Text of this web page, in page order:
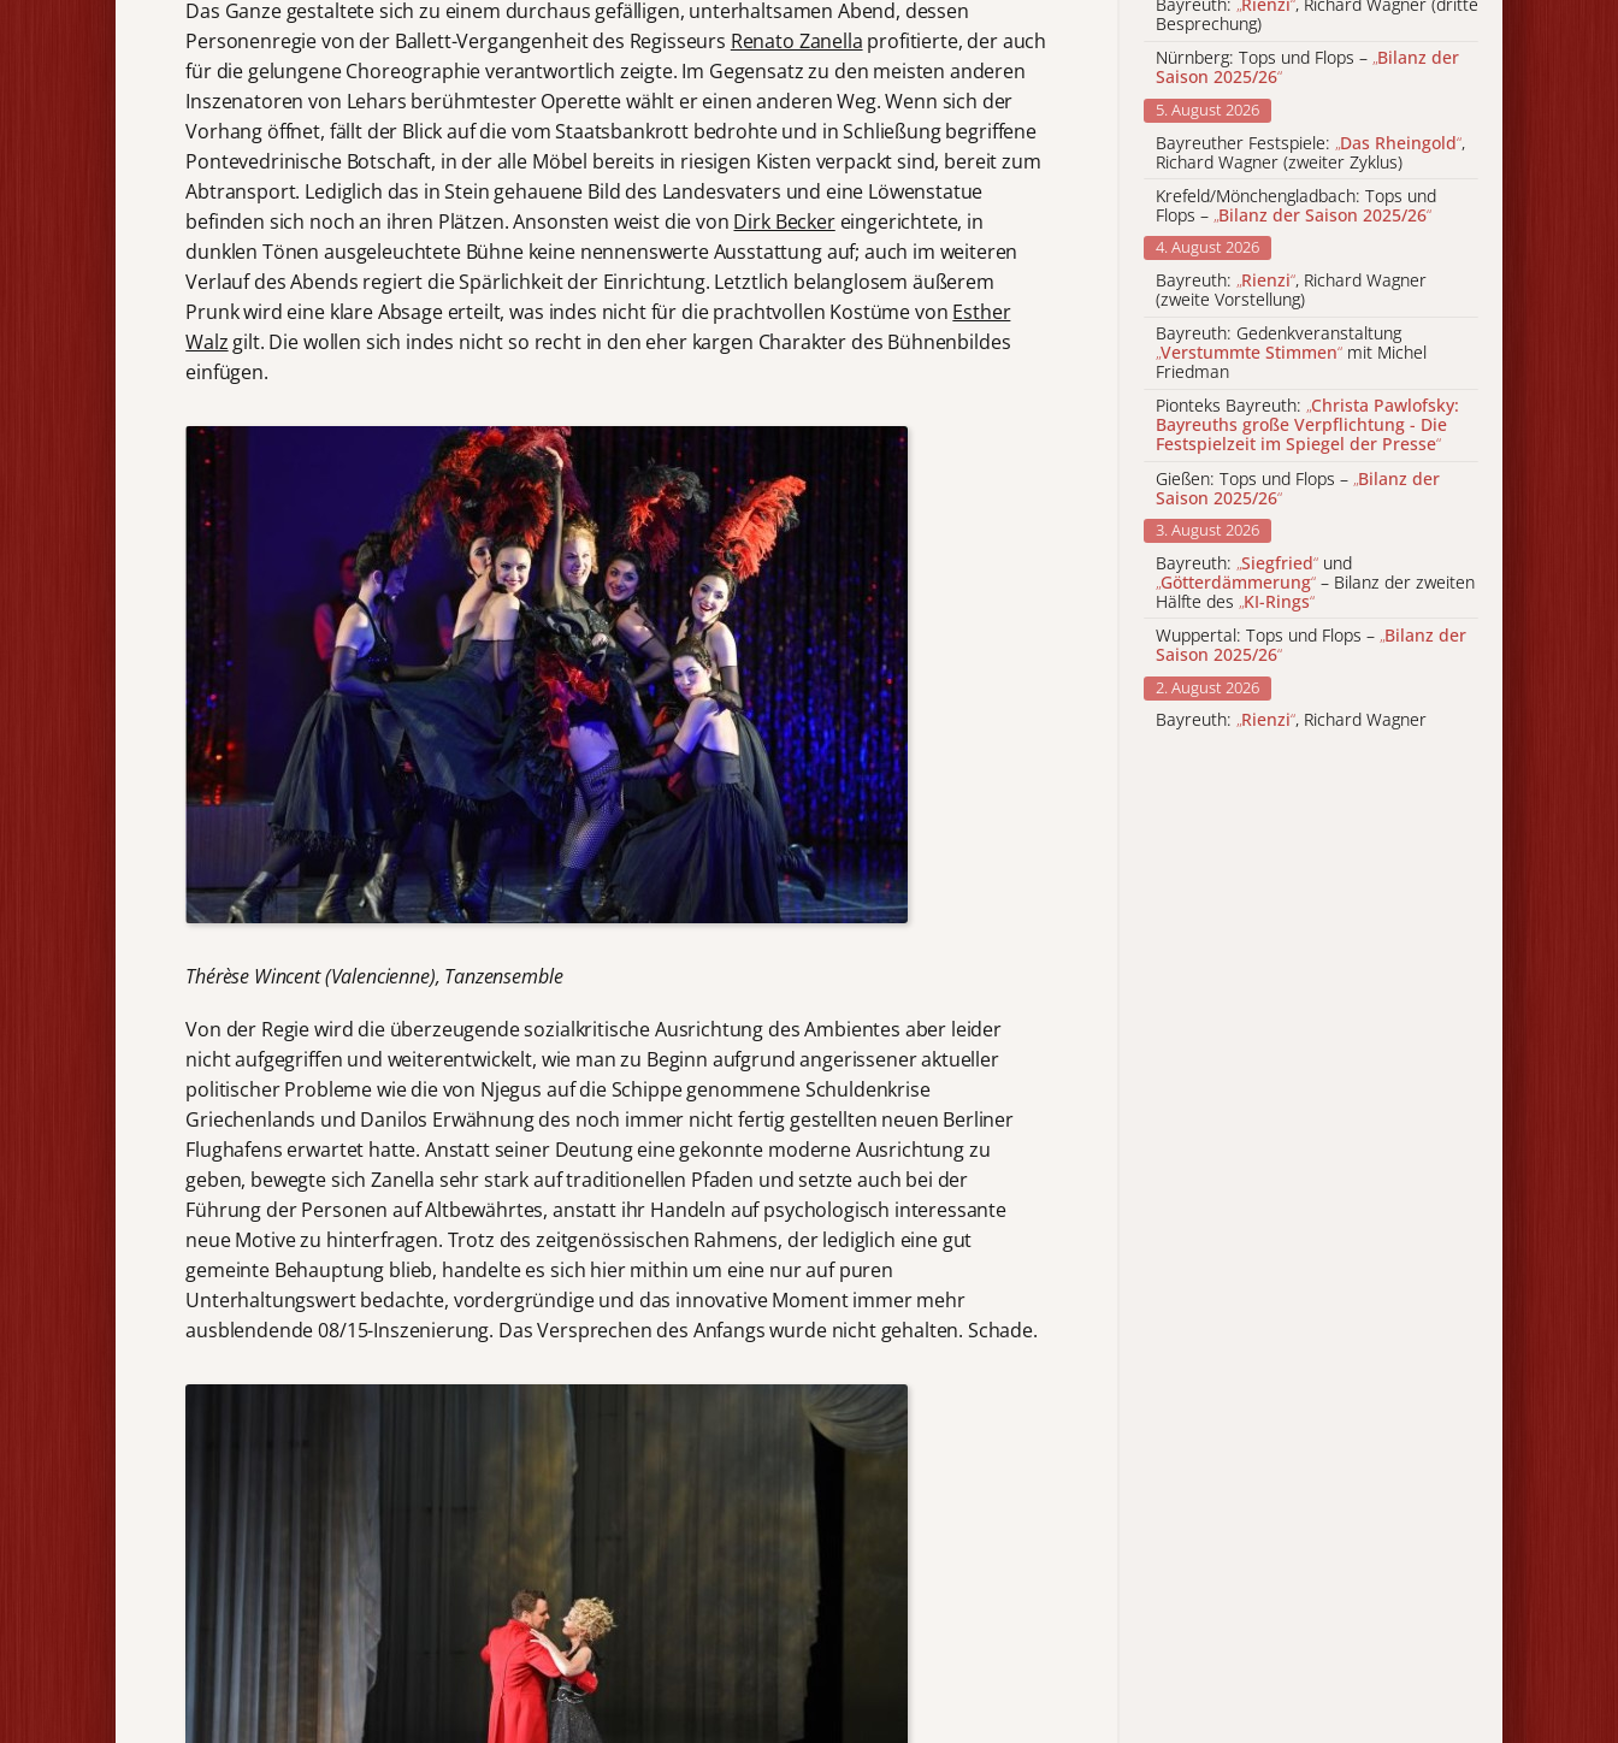
Das Ganze gestaltete sich zu einem durchaus gefälligen, unterhaltsamen Abend, dessen
Personenregie von der Ballett-Vergangenheit des Regisseurs Renato Zanella profitierte, der auch
für die gelungene Choreographie verantwortlich zeigte. Im Gegensatz zu den meisten anderen
Inszenatoren von Lehars berühmtester Operette wählt er einen anderen Weg. Wenn sich der
Vorhang öffnet, fällt der Blick auf die vom Staatsbankrott bedrohte und in Schließung begriffene
Pontevedrinische Botschaft, in der alle Möbel bereits in riesigen Kisten verpackt sind, bereit zum
Abtransport. Lediglich das in Stein gehauene Bild des Landesvaters und eine Löwenstatue
befinden sich noch an ihren Plätzen. Ansonsten weist die von Dirk Beckereingerichtete, in
dunklen Tönen ausgeleuchtete Bühne keine nennenswerte Ausstattung auf; auch im weiteren
Verlauf des Abends regiert die Spärlichkeit der Einrichtung. Letztlich belanglosem äußerem
Prunk wird eine klare Absage erteilt, was indes nicht für die prachtvollen Kostüme von Esther
Walz gilt. Die wollen sich indes nicht so recht in den eher kargen Charakter des Bühnenbildes
einfügen.
Thérèse Wincent (Valencienne), Tanzensemble
Von der Regie wird die überzeugende sozialkritische Ausrichtung des Ambientes aber leider
nicht aufgegriffen und weiterentwickelt, wie man zu Beginn aufgrund angerissener aktueller
politischer Probleme wie die von Njegus auf die Schippe genommene Schuldenkrise
Griechenlands und Danilos Erwähnung des noch immer nicht fertig gestellten neuen Berliner
Flughafens erwartet hatte. Anstatt seiner Deutung eine gekonnte moderne Ausrichtung zu
geben, bewegte sich Zanella sehr stark auf traditionellen Pfaden und setzte auch bei der
Führung der Personen auf Altbewährtes, anstatt ihr Handeln auf psychologisch interessante
neue Motive zu hinterfragen. Trotz des zeitgenössischen Rahmens, der lediglich eine gut
gemeinte Behauptung blieb, handelte es sich hier mithin um eine nur auf puren
Unterhaltungswert bedachte, vordergründige und das innovative Moment immer mehr
ausblendende 08/15-Inszenierung. Das Versprechen des Anfangs wurde nicht gehalten. Schade.
Besprechung)
Nürnberg: Tops und Flops – „Bilanz der
Saison 2025/26“
5. August 2026
Bayreuther Festspiele: „Das Rheingold“,
Richard Wagner (zweiter Zyklus)
Krefeld/Mönchengladbach: Tops und
Flops – „Bilanz der Saison 2025/26“
4. August 2026
Bayreuth: „Rienzi“, Richard Wagner
(zweite Vorstellung)
Bayreuth: Gedenkveranstaltung
„Verstummte Stimmen“ mit Michel
Friedman
Pionteks Bayreuth: „Christa Pawlofsky:
Bayreuths große Verpflichtung - Die
Festspielzeit im Spiegel der Presse“
Gießen: Tops und Flops – „Bilanz der
Saison 2025/26“
3. August 2026
Bayreuth: „Siegfried“ und
„Götterdämmerung“ – Bilanz der zweiten
Hälfte des „KI-Rings“
Wuppertal: Tops und Flops – „Bilanz der
Saison 2025/26“
2. August 2026
Bayreuth: „Rienzi“, Richard Wagner